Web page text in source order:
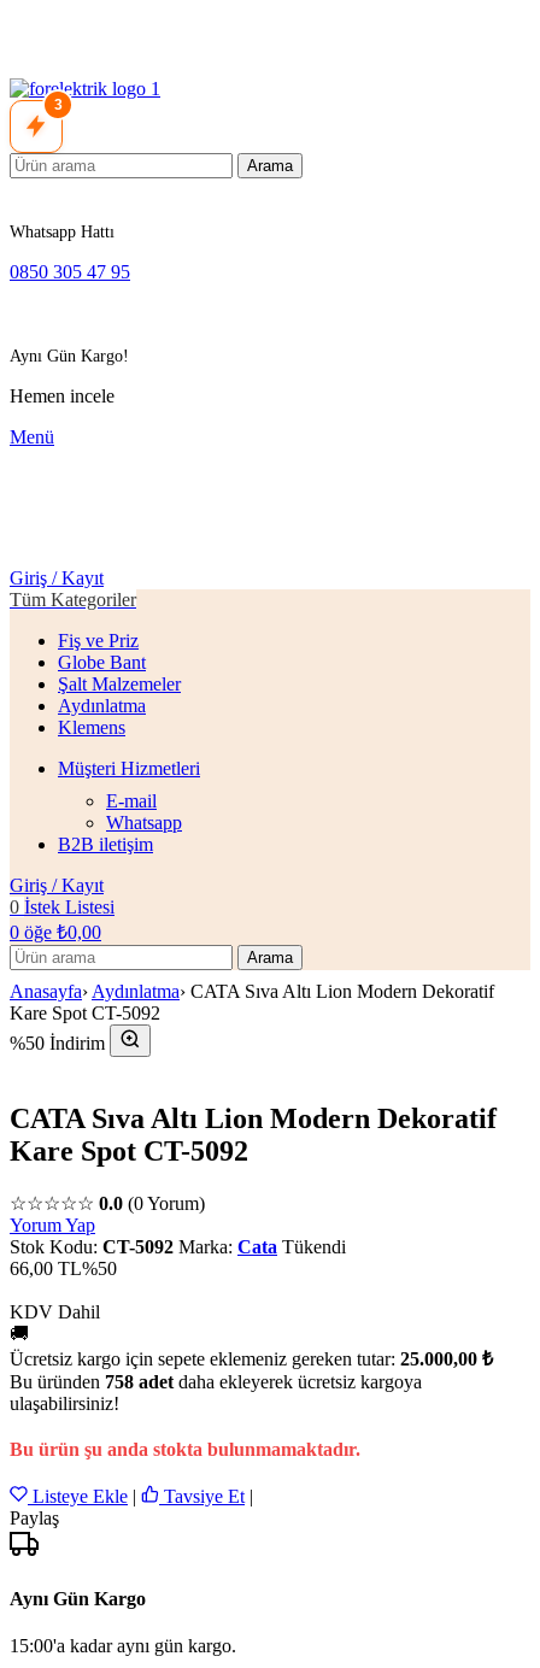
3
Arama
Whatsapp Hattı
0850 305 47 95
Aynı Gün Kargo!
Hemen incele
Menü
Giriş / Kayıt
Tüm Kategoriler
Fiş ve Priz
Globe Bant
Şalt Malzemeler
Aydınlatma
Klemens
Müşteri Hizmetleri
E-mail
Whatsapp
B2B iletişim
Giriş / Kayıt
0 İstek Listesi
0 öğe ₺0,00
Arama
Anasayfa› Aydınlatma› CATA Sıva Altı Lion Modern Dekoratif
Kare Spot CT-5092
%50 İndirim
CATA Sıva Altı Lion Modern Dekoratif
Kare Spot CT-5092
☆☆☆☆☆ 0.0 (0 Yorum)
Yorum Yap
Stok Kodu: CT-5092 Marka: Cata Tükendi
66,00 TL%50
KDV Dahil
🚚
Ücretsiz kargo için sepete eklemeniz gereken tutar: 25.000,00 ₺
Bu üründen 758 adet daha ekleyerek ücretsiz kargoya
ulaşabilirsiniz!
Bu ürün şu anda stokta bulunmamaktadır.
Listeye Ekle | Tavsiye Et |
Paylaş
Aynı Gün Kargo
15:00'a kadar aynı gün kargo.